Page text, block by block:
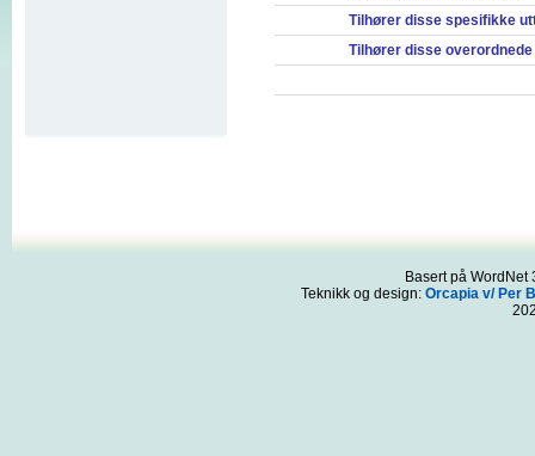
Tilhører disse spesifikke
Tilhører disse
Basert på
Teknikk og design: Orcapia v/ Per